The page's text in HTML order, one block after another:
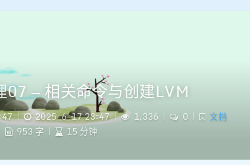
07 — 相关命令与创建LVM
| 2025-6-17 23:47 | 1,336 | 0 |
文档
953 字 | 15 分钟